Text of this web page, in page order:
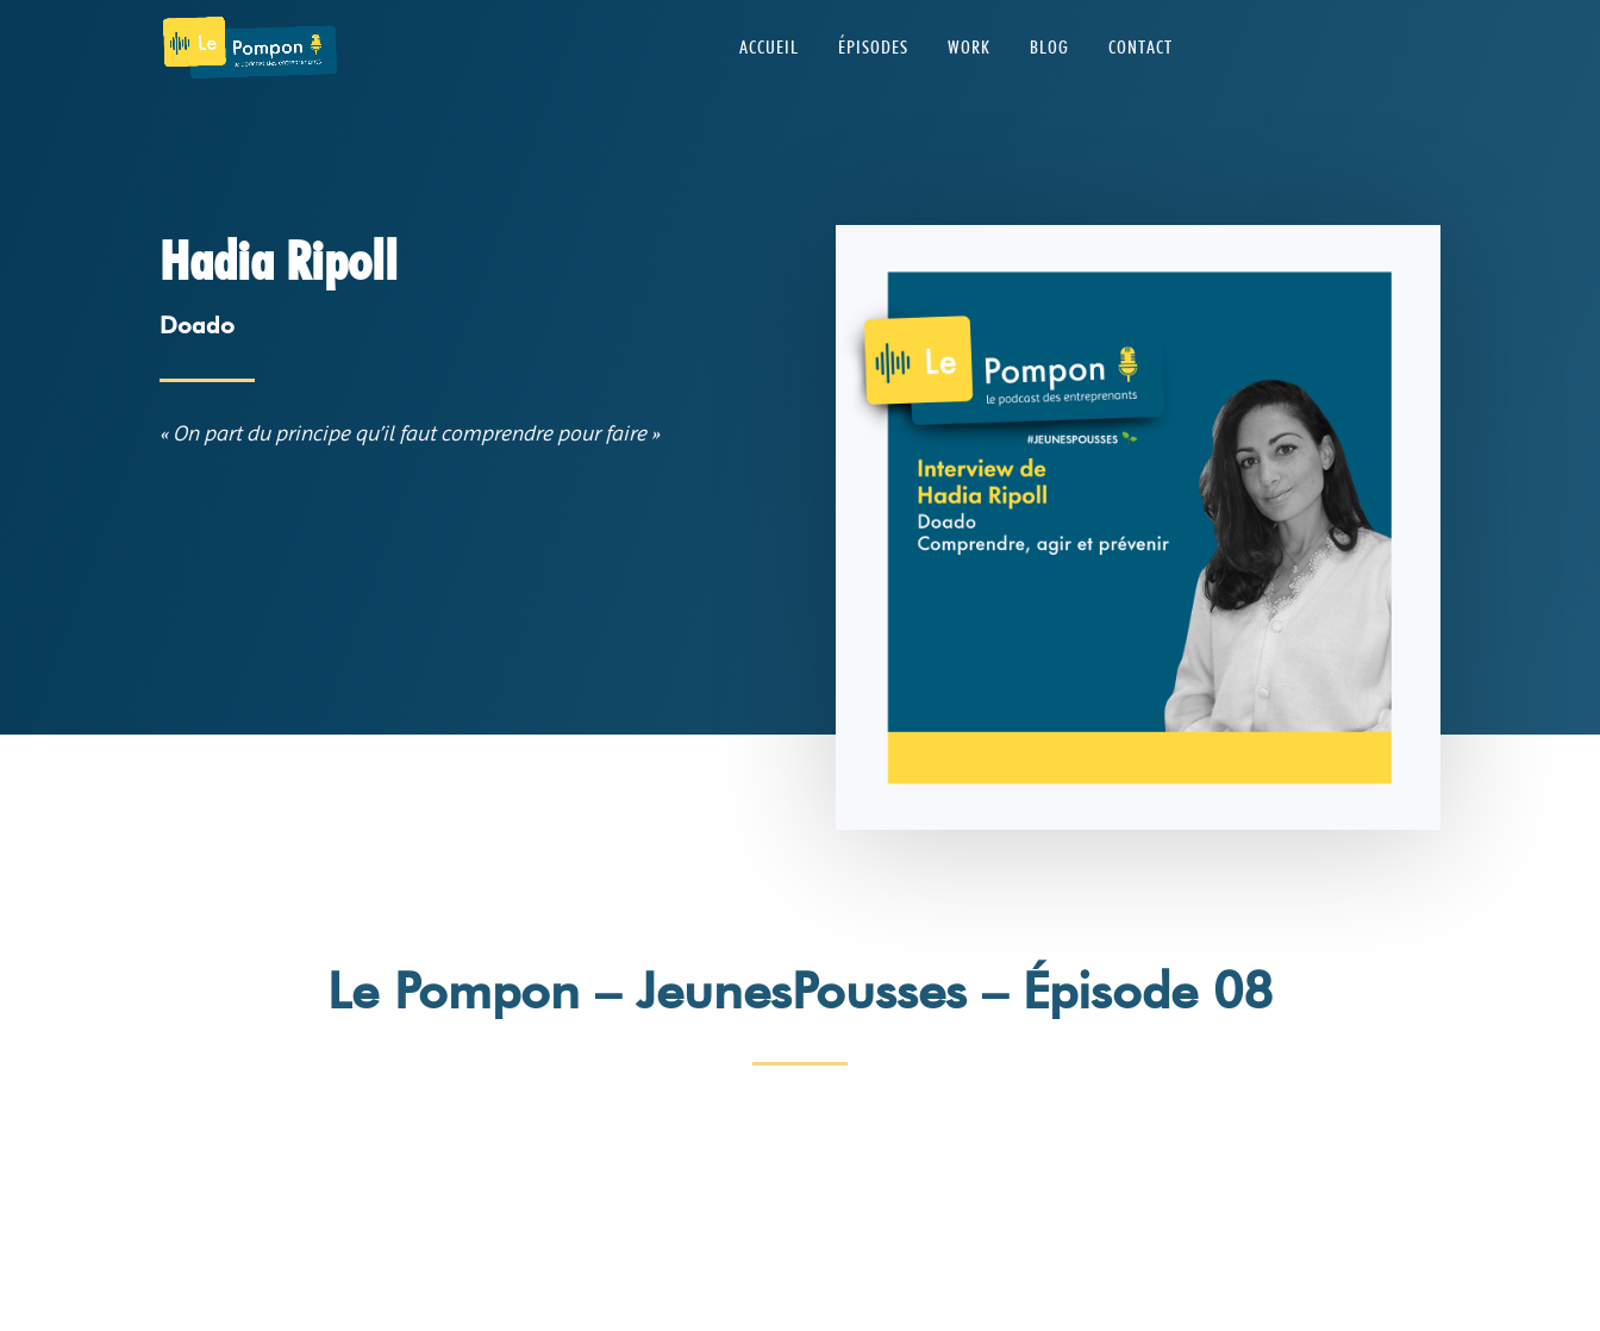
ACCUEIL ÉPISODES WORK BLOG CONTACT
Hadia Ripoll
Doado
« On part du principe qu’il faut comprendre pour faire»
Le Pompon – JeunesPousses – Épisode 08